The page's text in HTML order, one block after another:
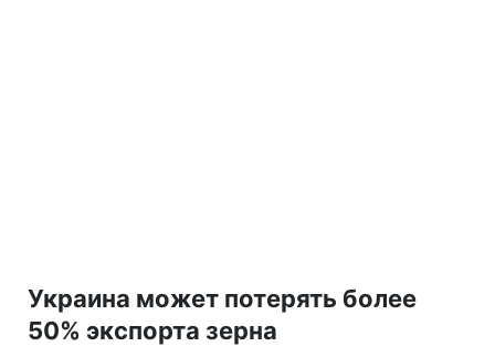
Украина может потерять более
50% экспорта зерна